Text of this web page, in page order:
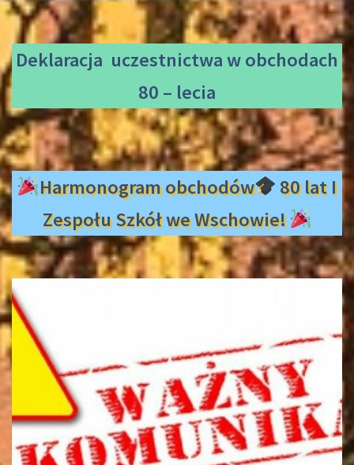
Deklaracja uczestnictwaw obchodach
80 – lecia
Harmonogram obchodów
80 lat I
Zespołu Szkół we Wschowie!